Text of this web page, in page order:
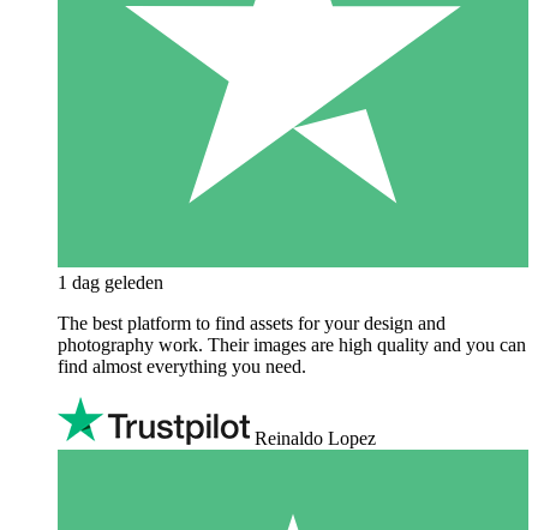
1 dag geleden
The best platform to find assets for your design and
photography work. Their images are high quality and you can
find almost everything you need.
Reinaldo Lopez